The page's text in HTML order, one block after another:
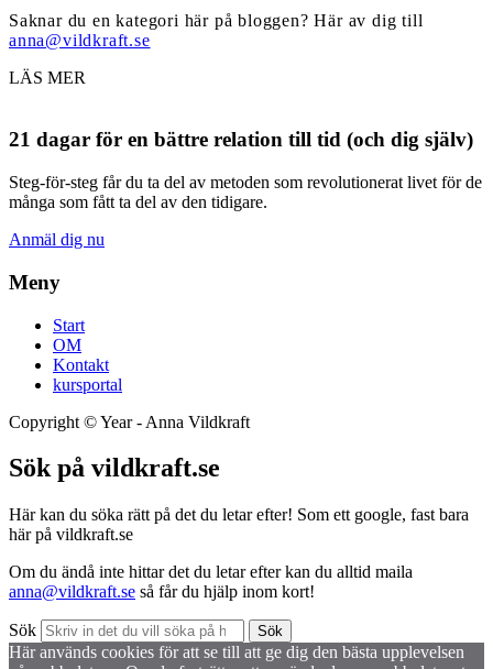
Saknar du en kategori här på bloggen? Här av dig till
anna@vildkraft.se
LÄS MER
21 dagar för en bättre relation till tid (och dig själv)
Steg-för-steg får du ta del av metoden som revolutionerat livet för de
många som fått ta del av den tidigare.
Anmäl dig nu
Meny
Start
OM
Kontakt
kursportal
Copyright ©Year- Anna Vildkraft
Sök på vildkraft.se
Här kan du söka rätt på det du letar efter! Som ett google, fast bara
här på vildkraft.se
Om du ändå inte hittar det du letar efter kan du alltid maila
anna@vildkraft.se så får du hjälp inom kort!
Sök Sök
Här används cookies för att se till att ge dig den bästa upplevelsen